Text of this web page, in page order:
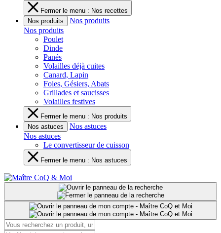
Fermer le menu : Nos recettes
Nos produits
Nos produits
Nos produits
Poulet
Dinde
Panés
Volailles déjà cuites
Canard, Lapin
Foies, Gésiers, Abats
Grillades et saucisses
Volailles festives
Fermer le menu : Nos produits
Nos astuces
Nos astuces
Nos astuces
Le convertisseur de cuisson
Fermer le menu : Nos astuces